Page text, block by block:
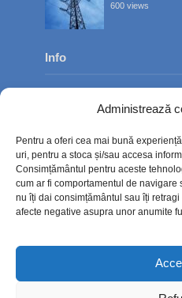
Administrează
Pentru a oferi cea mai bună
uri, pentru a stoca și/sau accesa
Consimțământul pentru aceste
cum ar fi comportamentul de
nu îți dai consimțământul sau îți
afecte negative asupra unor anumite
600 views
Info
Contact
Politica de
Politică cookie-uri (UE)